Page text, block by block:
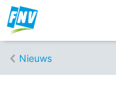
Nieuws